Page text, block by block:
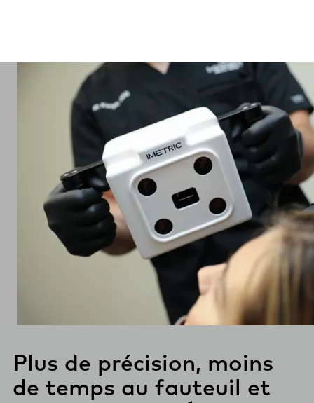
Plus de précision, moins
de temps au fauteuil et